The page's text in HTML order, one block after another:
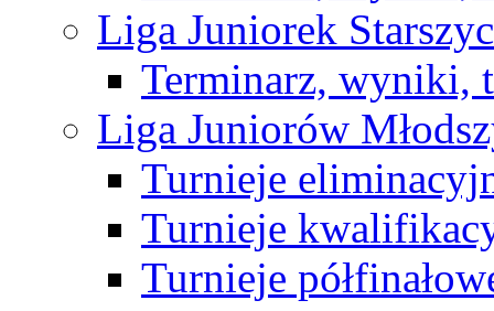
Liga Juniorek
Terminarz, wyniki,
Liga Juniorów
Turnieje
Turnieje
Turnieje